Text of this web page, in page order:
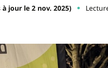
jour le 2 nov. 2025)